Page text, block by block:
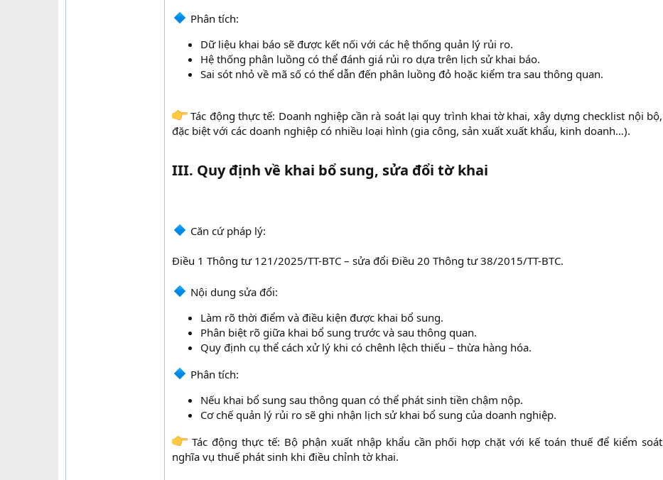
Phân tích:​
Dữ liệu khai báo sẽ được kết nối với các hệ thống quản lý rủi ro.​
Hệ thống phân luồng có thể đánh giá rủi ro dựa trên lịch sử khai báo.​
Sai sót nhỏ về mã số có thể dẫn đến phân luồng đỏ hoặc kiểm tra sau thông quan.​
Tác động thực tế: Doanh nghiệp cần rà soát lại quy trình khai tờ khai, xây dựng checklist nội bộ,
đặc biệt với các doanh nghiệp có nhiều loại hình (gia công, sản xuất xuất khẩu, kinh doanh…).
III. Quy định về khai bổ sung, sửa đổi tờ khai
Căn cứ pháp lý:
Điều 1 Thông tư 121/2025/TT-BTC – sửa đổi Điều 20 Thông tư 38/2015/TT-BTC.
Nội dung sửa đổi:​
Làm rõ thời điểm và điều kiện được khai bổ sung.​
Phân biệt rõ giữa khai bổ sung trước và sau thông quan.​
Quy định cụ thể cách xử lý khi có chênh lệch thiếu – thừa hàng hóa.​
Phân tích:​
Nếu khai bổ sung sau thông quan có thể phát sinh tiền chậm nộp.​
Cơ chế quản lý rủi ro sẽ ghi nhận lịch sử khai bổ sung của doanh nghiệp.​
Tác động thực tế: Bộ phận xuất nhập khẩu cần phối hợp chặt với kế toán thuế để kiểm soát
nghĩa vụ thuế phát sinh khi điều chỉnh tờ khai.